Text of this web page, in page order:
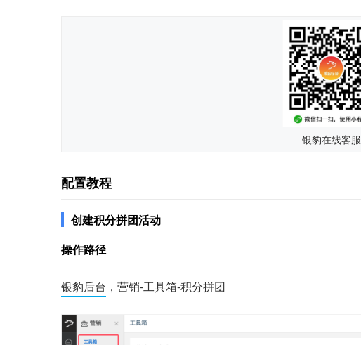
银豹在线客服
配置教程
创建积分拼团活动
操作路径
银豹后台 ，营销-工具箱-积分拼团